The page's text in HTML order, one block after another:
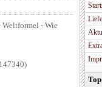
Weltformel - Wie